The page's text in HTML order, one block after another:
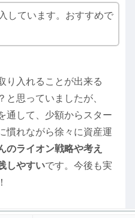
しています。おすすめで
り入れることが出来る
思っていましたが、
通して、少額からスター
慣れながら徐々に資産運
のライオン戦略や考え
しやすいです。今後も実